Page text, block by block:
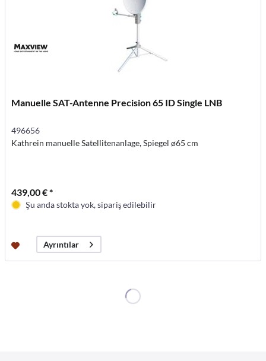
Manuelle SAT-Antenne Precision 65 ID Single LNB
496656
Kathrein manuelle Satellitenanlage, Spiegel ø65 cm
439,00 € *
Şu anda stokta yok, sipariş edilebilir
Ayrıntılar